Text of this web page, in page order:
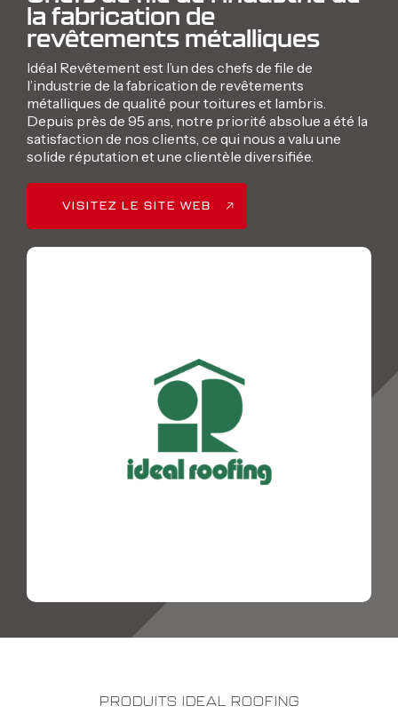
la fabrication de
revêtements métalliques
Idéal Revêtement est l’un des chefs de file de
l’industrie de la fabrication de revêtements
métalliques de qualité pour toitures et lambris.
Depuis près de 95 ans, notre priorité absolue a été la
satisfaction de nos clients, ce qui nous a valu une
solide réputation et une clientèle diversifiée.
VISITEZ LE SITE WEB
PRODUITS IDEAL ROOFING